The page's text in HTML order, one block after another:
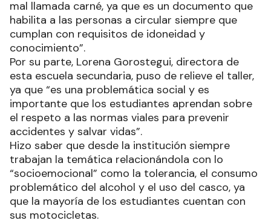
mal llamada carné, ya que es un documento que
habilita a las personas a circular siempre que
cumplan con requisitos de idoneidad y
conocimiento”.
Por su parte, Lorena Gorostegui, directora de
esta escuela secundaria, puso de relieve el taller,
ya que “es una problemática social y es
importante que los estudiantes aprendan sobre
el respeto a las normas viales para prevenir
accidentes y salvar vidas”.
Hizo saber que desde la institución siempre
trabajan la temática relacionándola con lo
“socioemocional” como la tolerancia, el consumo
problemático del alcohol y el uso del casco, ya
que la mayoría de los estudiantes cuentan con
sus motocicletas.